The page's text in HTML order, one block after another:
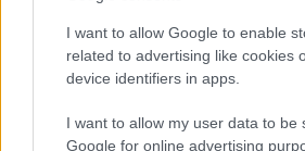
I want to allow Google to enable
related to advertising like cookies
device identifiers in apps.
I want to allow my user data to be
Google for online advertising
Αθλητισμός|30.12.2025 08:27
Σερβία: 50 άτομα
και ξυλοκόπησαν Έλληνα
Απίστευτες εικόνες